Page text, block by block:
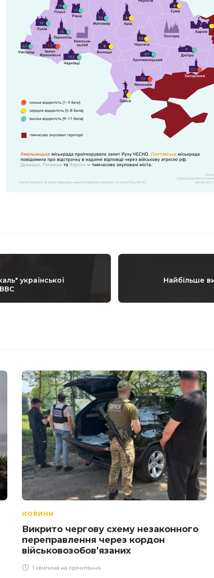
української
ВВС
Найбільше
НОВИНИ
Викрито чергову схему незаконного
переправлення через кордон
військовозобов’язаних
1 хвилина на прочитання